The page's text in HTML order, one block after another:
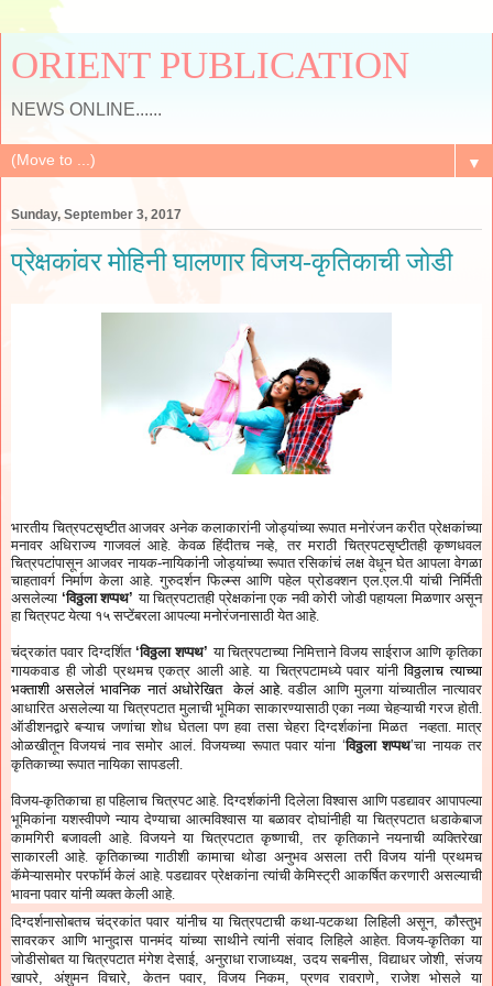
ORIENT PUBLICATION
NEWS ONLINE......
▼
Sunday, September 3, 2017
प्रेक्षकांवर मोहिनी घालणार विजय-कृतिकाची जोडी
भारतीय चित्रपटसृष्टीत आजवर अनेक कलाकारांनी जोड्यांच्या रूपात मनोरंजन करीत प्रेक्षकांच्या
मनावर अधिराज्य गाजवलं आहे. केवळ हिंदीतच नव्हे,तर मराठी चित्रपटसृष्टीतही कृष्णधवल
चित्रपटांपासून आजवर नायक-नायिकांनी जोड्यांच्या रूपात रसिकांचं लक्ष वेधून घेत आपला वेगळा
चाहतावर्ग निर्माण केला आहे. गुरुदर्शन फिल्म्स आणि पहेल प्रोडक्शन एल.एल.पी यांची निर्मिती
असलेल्या ‘विठ्ठला शप्पथ’ या चित्रपटातही प्रेक्षकांना एक नवी कोरी जोडी पहायला मिळणार असून
हा चित्रपट येत्या १५ सप्टेंबरला आपल्या मनोरंजनासाठी येत आहे.
चंद्रकांत पवार दिग्दर्शित ‘विठ्ठला शप्पथ’ या चित्रपटाच्या निमित्ताने विजय साईराज आणि कृतिका
गायकवाड ही जोडी प्रथमच एकत्र आली आहे. या चित्रपटामध्ये पवार यांनीविठ्ठलाच त्याच्या
भक्ताशी असलेलं भावनिक नातं अधोरेखित केलं आहे.वडील आणि मुलगा यांच्यातील नात्यावर
आधारित असलेल्या या चित्रपटात मुलाची भूमिका साकारण्यासाठी एका नव्या चेहऱ्याची गरज होती.
ऑडीशनद्वारे बऱ्याच जणांचा शोध घेतला पण हवा तसा चेहरा दिग्दर्शकांना मिळत नव्हता. मात्र
ओळखीतून विजयचं नाव समोर आलं. विजयच्या रूपात पवार यांना ‘विठ्ठला शप्पथ’चा नायक तर
कृतिकाच्या रूपात नायिका सापडली.
विजय-कृतिकाचा हा पहिलाच चित्रपट आहे. दिग्दर्शकांनी दिलेला विश्वास आणि पडद्यावर आपापल्या
भूमिकांना यशस्वीपणे न्याय देण्याचा आत्मविश्वास या बळावर दोघांनीही या चित्रपटात धडाकेबाज
कामगिरी बजावली आहे. विजयने या चित्रपटात कृष्णाची ,तर कृतिकाने नयनाची व्यक्तिरेखा
साकारली आहे. कृतिकाच्या गाठीशी कामाचा थोडा अनुभव असला तरी विजय यांनी प्रथमच
कॅमेऱ्यासमोर परफॉर्म केलं आहे. पडद्यावर प्रेक्षकांना त्यांची केमिस्ट्री आकर्षित करणारी असल्याची
भावना पवार यांनी व्यक्त केली आहे.
दिग्दर्शनासोबतच चंद्रकांत पवार यांनीच या चित्रपटाची कथा-पटकथा लिहिली असून,कौस्तुभ
सावरकर आणि भानुदास पानमंद यांच्या साथीने त्यांनी संवाद लिहिले आहेत. विजय-कृतिका या
जोडीसोबत या चित्रपटात मंगेश देसाई, अनुराधा राजाध्यक्ष,उदय सबनीस,विद्याधर जोशी,संजय
खापरे,अंशुमन विचारे,केतन पवार,विजय निकम,प्रणव रावराणे,राजेश भोसले या